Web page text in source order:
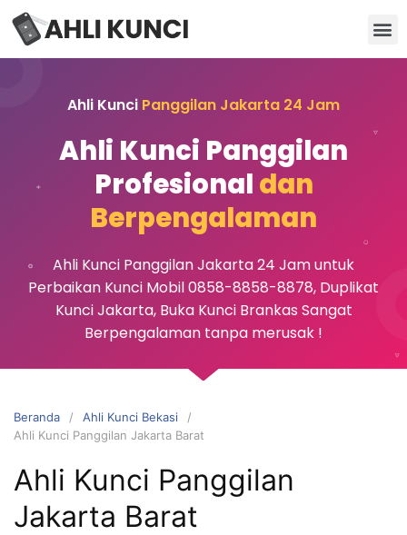
Ahli Kunci Panggilan Jakarta 24 Jam
Ahli Kunci Panggilan
Profesional dan
Berpengalaman
Ahli Kunci Panggilan Jakarta 24 Jam untuk
Perbaikan Kunci Mobil 0858-8858-8878, Duplikat
Kunci Jakarta, Buka Kunci Brankas Sangat
Berpengalaman tanpa merusak !
Beranda
Ahli Kunci Bekasi
Ahli Kunci Panggilan Jakarta Barat
Ahli Kunci Panggilan
Jakarta Barat